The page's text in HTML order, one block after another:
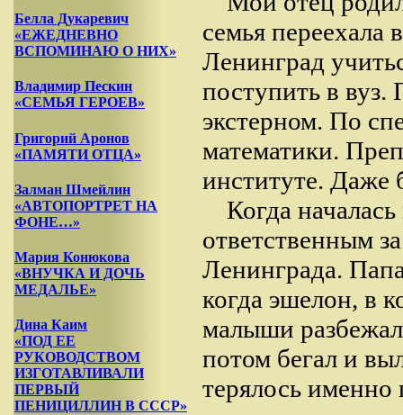
Белла Дукаревич
«ЕЖЕДНЕВНО
ВСПОМИНАЮ О НИХ»
Владимир Пескин
«СЕМЬЯ ГЕРОЕВ»
Григорий Аронов
«ПАМЯТИ ОТЦА»
Залман Шмейлин
«АВТОПОРТРЕТ НА
ФОНЕ…»
Мария Конюкова
«ВНУЧКА И ДОЧЬ
МЕДАЛЬЕ»
Дина Каим
«ПОД ЕЕ
РУКОВОДСТВОМ
ИЗГОТАВЛИВАЛИ
ПЕРВЫЙ
ПЕНИЦИЛЛИН В СССР»
семья переехала
Ленинград
поступить в вуз.
экстерном. По
математики.
институте. Даже
Когда
ответственным
Ленинграда.
когда эшелон, в
малыши
потом бегал и
терялось именно